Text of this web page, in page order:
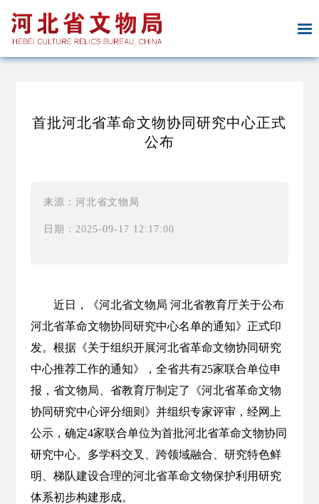
首批河北省革命文物协同研究中心正式
公布
来源：河北省文物局
日期：2025-09-17 12:17:00
近日，《河北省文物局 河北省教育厅关于公布
河北省革命文物协同研究中心名单的通知》正式印
发。根据《关于组织开展河北省革命文物协同研究
中心推荐工作的通知》，全省共有25家联合单位申
报，省文物局、省教育厅制定了《河北省革命文物
协同研究中心评分细则》并组织专家评审，经网上
公示，确定4家联合单位为首批河北省革命文物协同
研究中心。多学科交叉、跨领域融合、研究特色鲜
明、梯队建设合理的河北省革命文物保护利用研究
体系初步构建形成。